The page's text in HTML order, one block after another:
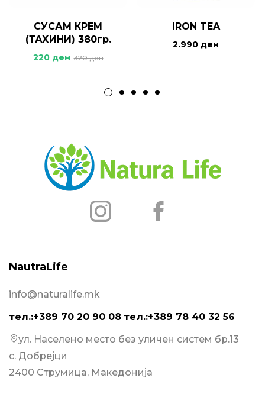
СУСАМ КРЕМ
(ТАХИНИ) 380гр.
220 ден 320ден
IRON TEA
2.990 ден
NautraLife
info@naturalife.mk
тел.:+389 70 20 90 08 тел.:+389 78 40 32 56
ул. Населено место без уличен систем бр.13
с. Добрејци
2400 Струмица, Македонија